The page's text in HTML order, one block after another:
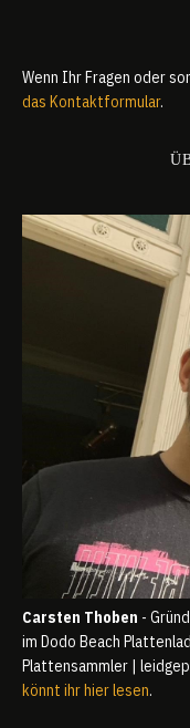
Wenn Ihr Fragen oder
das Kontaktformular.
Carsten Thoben -
im Dodo Beach
Plattensammler |
könnt ihr hier lesen.